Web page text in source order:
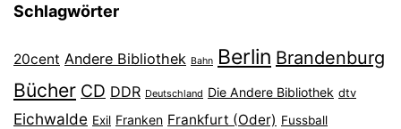
Schlagwörter
20cent Andere Bibliothek Bahn Berlin Brandenburg
Bücher CD DDR Deutschland Die Andere Bibliothek dtv
Eichwalde Exil Franken Frankfurt (Oder) Fussball